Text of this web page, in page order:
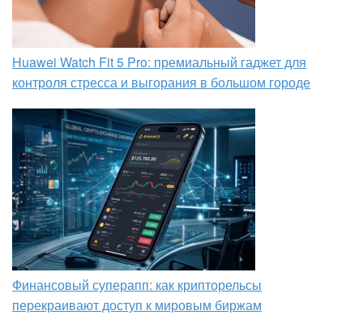
Huawei Watch Fit 5 Pro: премиальный гаджет для
контроля стресса и выгорания в большом городе
Финансовый суперапп: как крипторельсы
перекраивают доступ к мировым биржам